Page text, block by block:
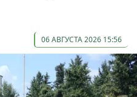
06 АВГУСТА 2026 15:56